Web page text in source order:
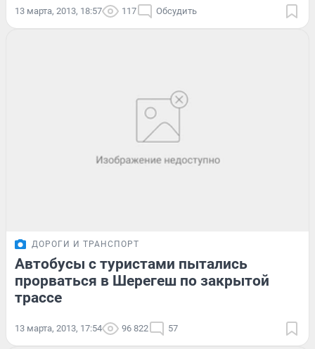
13 марта, 2013, 18:57 117 Обсудить
ДОРОГИ И ТРАНСПОРТ
Автобусы с туристами пытались
прорваться в Шерегеш по закрытой
трассе
13 марта, 2013, 17:54 96 822 57